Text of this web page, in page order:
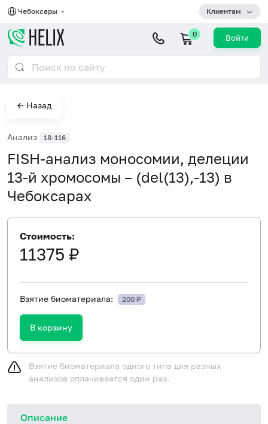
Чебоксары Клиентам
0 Войти
← Назад
Анализ 18-116
FISH-анализ моносомии, делеции
13-й хромосомы – (del(13),-13) в
Чебоксарах
Стоимость:
11375 ₽
Взятие биоматериала: 200 ₽
В корзину
Взятие биоматериала одного типа для разных
анализов оплачивается один раз.
Описание